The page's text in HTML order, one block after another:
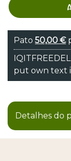
Pato 50,00 €
put own text
Detalhes do